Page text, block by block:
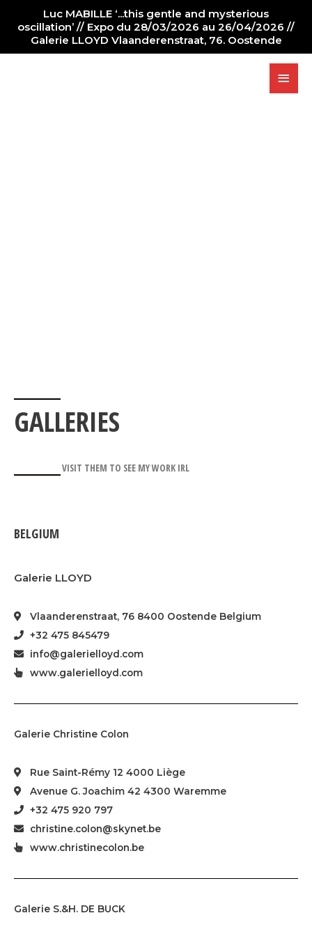
Luc MABILLE ‘...this gentle and mysterious
oscillation’ // Expo du 28/03/2026 au 26/04/2026 //
Galerie LLOYD Vlaanderenstraat, 76. Oostende
GALLERIES
VISIT THEM TO SEE MY WORK IRL
BELGIUM
Galerie LLOYD
Vlaanderenstraat, 76 8400 Oostende Belgium
+32 475 845479
info@galerielloyd.com
www.galerielloyd.com
Galerie Christine Colon
Rue Saint-Rémy 12 4000 Liège
Avenue G. Joachim 42 4300 Waremme
+32 475 920 797
christine.colon@skynet.be
www.christinecolon.be
Galerie S.&H. DE BUCK